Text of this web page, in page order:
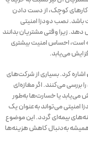
کوچک، از دست دادن
باشد. نصب دودزا امنیتی
زیرا وقتی مشتریان بدانند
است، احساس امنیت بیشتری
می‌یابد.
اشاره کرد. بسیاری از شرکت‌های
بررسی می‌کنند. اگر مغازه‌ای
می‌یابد یا خسارت‌ها به‌طور
می‌تواند به‌عنوان یک
بیمه‌ای گردد. این موضوع
به‌دنبال کاهش هزینه‌ها